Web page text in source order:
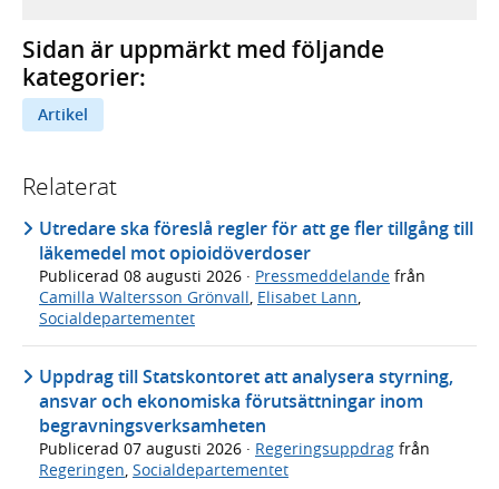
Sidan är uppmärkt med följande
kategorier:
Artikel
Relaterat
Utredare ska föreslå regler för att ge fler tillgång till
läkemedel mot opioidöverdoser
Publicerad 08 augusti 2026 · Pressmeddelande från
Camilla Waltersson Grönvall, Elisabet Lann,
Socialdepartementet
Uppdrag till Statskontoret att analysera styrning,
ansvar och ekonomiska förutsättningar inom
begravningsverksamheten
Publicerad 07 augusti 2026 · Regeringsuppdrag från
Regeringen Socialdepartementet